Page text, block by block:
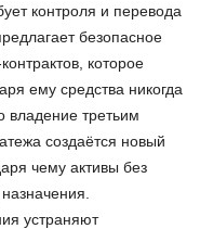
контроля и перевода
безопасное
которое
ему средства никогда
владение третьим
создаётся новый
чему активы без
устраняют